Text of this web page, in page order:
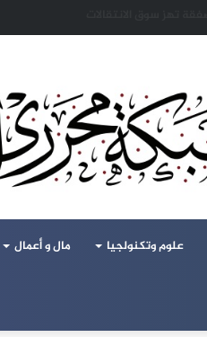
علوم وتكنولجيا مال و أعمال